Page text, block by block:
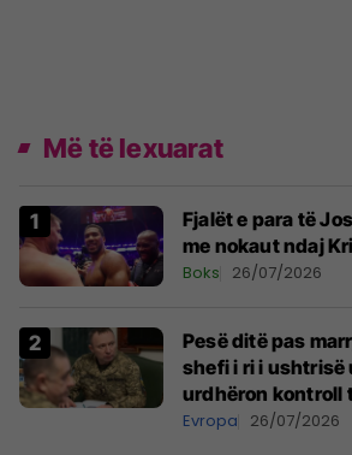
Më të lexuarat
Fjalët e para të
me nokaut ndaj
Boks 26/07/2026
Pesë ditë pas
shefi i ri i ushtrisë
urdhëron kontroll
Evropa 26/07/2026